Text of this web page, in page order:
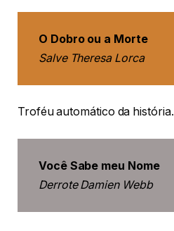
O Dobro ou a Morte
Salve Theresa Lorca
Troféu automático da história.
Você Sabe meu Nome
Derrote Damien Webb